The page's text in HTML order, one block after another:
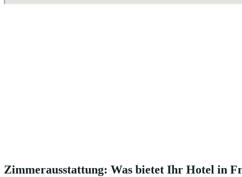
Zimmerausstattung: Was bietet Ihr Hotel in